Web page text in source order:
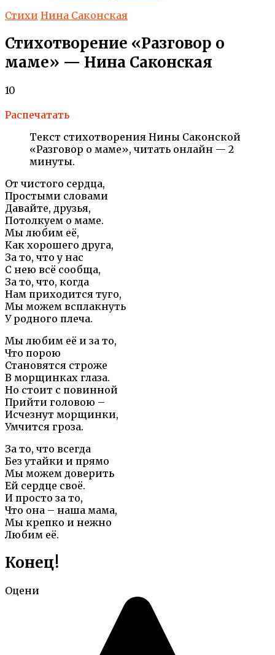
Стихи Нина Саконская
Стихотворение «Разговор о
маме» — Нина Саконская
10
Распечатать
Текст стихотворения Нины Саконской
«Разговор о маме», читать онлайн — 2
минуты.
От чистого сердца,
Простыми словами
Давайте, друзья,
Потолкуем о маме.
Мы любим её,
Как хорошего друга,
За то, что у нас
С нею всё сообща,
За то, что, когда
Нам приходится туго,
Мы можем всплакнуть
У родного плеча.
Мы любим её и за то,
Что порою
Становятся строже
В морщинках глаза.
Но стоит с повинной
Прийти головою –
Исчезнут морщинки,
Умчится гроза.
За то, что всегда
Без утайки и прямо
Мы можем доверить
Ей сердце своё.
И просто за то,
Что она – наша мама,
Мы крепко и нежно
Любим её.
Конец!
Оцени